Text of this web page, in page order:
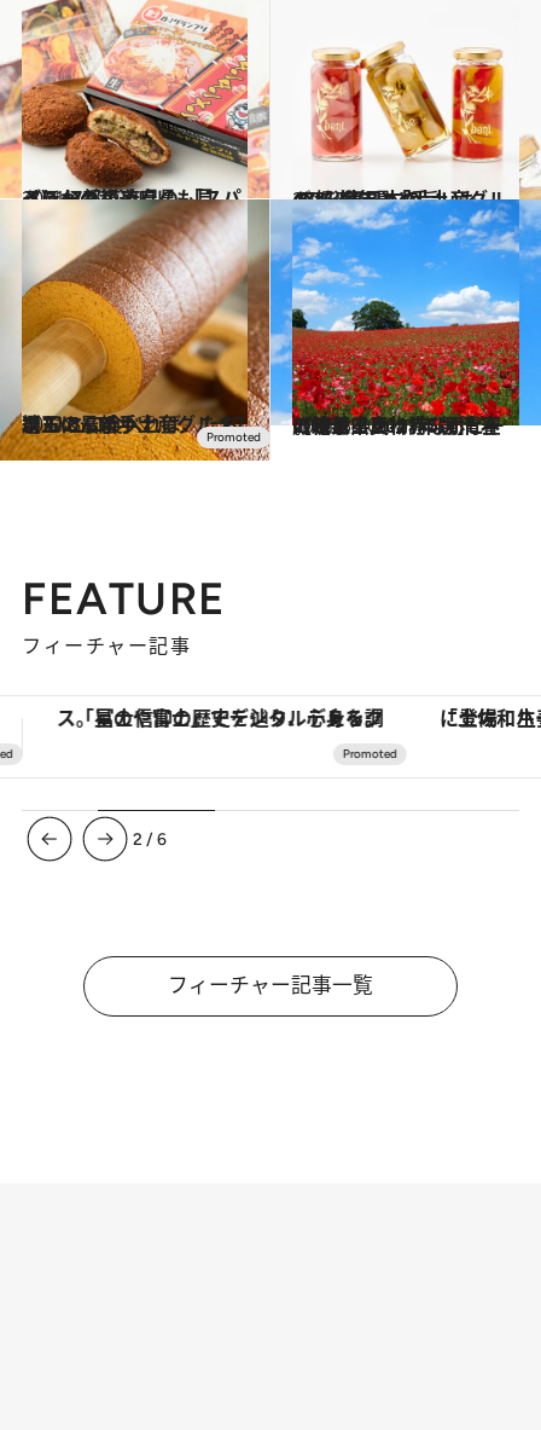
2021.7.1
《ほかの都道府県も見る》47都道府県の 「スパイシーグルメ」
グルメ 2021.1.18
47都道府県「手土産グルメ」 “東日本の旨いもの”を総まとめ
グルメ
2021.3.31
埼玉の最新手土産グルメ7選 ひと口食べれば、たちまちにんまり♡
グルメ 2021.3.20
【埼玉県 2021年版】 春の絶景・風物詩5選 青空に映える真っ赤なポピーの絨毯
旅＆お出かけ
FEATURE
フィーチャー記事
「土佐和ハーブかき氷」がOMO7高知に登場！生姜、山椒、大葉など目にも舌にも涼を呼ぶ郷土の味 ヴァシュロン・コンスタンタ
3 /6
フィーチャー記事一覧